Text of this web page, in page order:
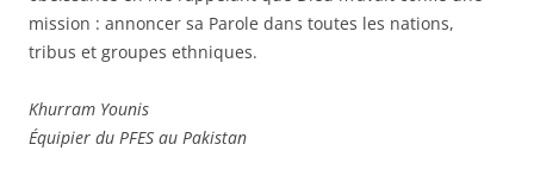
mission : annoncer sa Parole dans toutes les nations,
tribus et groupes ethniques.
Khurram Younis
Équipier du PFES au Pakistan